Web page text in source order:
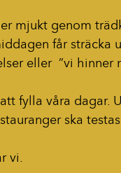
mjukt genom
får sträcka
eller  ”vi hinner
fylla våra dagar.
ska
vi.